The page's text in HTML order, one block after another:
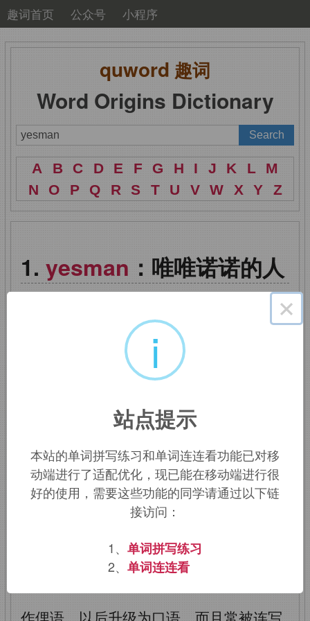
趣词首页 公众号 小程序
quword 趣词
Word Origins Dictionary
A B C D E F G H I J K L
M
N
O P Q R S T U V W X Y Z
yesman ：唯唯诺诺的人
（热狗）一样，据信这也是美
国著名漫画家多甘（T.D.Dorgan, 1877-
1929）创造的一个词。
yesman
于他1913年画的一幅名为
上面画着一位报纸编辑和他的几位助
手在查看刚印好的报纸，每位助手对该版
报纸都被标以yes-man这一称号。嗣
后，yes-man被用以指好莱坞的助理导
演，因为他们在上司面前不敢说一
年出片了一本书，书名就
Yes-Man's Land。开初，
作俚语，以后升级为口语，而且常被连写
×
i
站点提示
本站的单词拼写练习和单词连连看功能已对移
动端进行了适配优化，现已能在移动端进行很
好的使用，需要这些功能的同学请通过以下链
接访问：
1、 单词拼写练习
2、 单词连连看